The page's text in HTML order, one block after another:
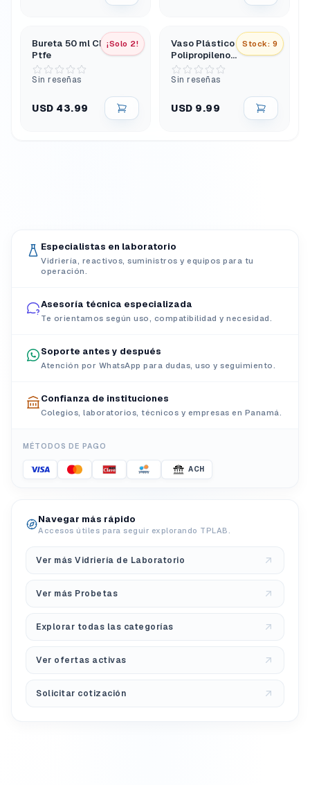
¡Solo 2!
Bureta 50 ml Clase A
Ptfe
Sin reseñas
USD 43.99
Stock: 9
Vaso Plástico 250 ml
Polipropileno
Graduado
Sin reseñas
USD 9.99
Especialistas en laboratorio
Vidriería, reactivos, suministros y equipos para tu
operación.
Asesoría técnica especializada
Te orientamos según uso, compatibilidad y necesidad.
Soporte antes y después
Atención por WhatsApp para dudas, uso y seguimiento.
Confianza de instituciones
Colegios, laboratorios, técnicos y empresas en Panamá.
MÉTODOS DE PAGO
ACH
Navegar más rápido
Accesos útiles para seguir explorando TPLAB.
Ver más Vidriería de Laboratorio
Ver más Probetas
Explorar todas las categorías
Ver ofertas activas
Solicitar cotización